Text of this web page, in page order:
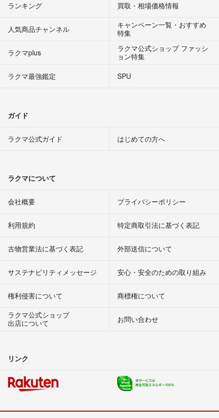
ランキング 買取・相場価格情報
人気商品チャンネル
キャンペーン一覧・おすすめ
特集
ラクマplus
ラクマ公式ショップ ファッシ
ョン特集
ラクマ最強鑑定
SPU
ガイド
ラクマ公式ガイド はじめての方へ
ラクマについて
会社概要 プライバシーポリシー
利用規約 特定商取引法に基づく表記
古物営業法に基づく表記 外部送信について
サステナビリティメッセージ 安心・安全のための取り組み
権利侵害について
商標権について
ラクマ公式ショップ
出店について
お問い合わせ
リンク